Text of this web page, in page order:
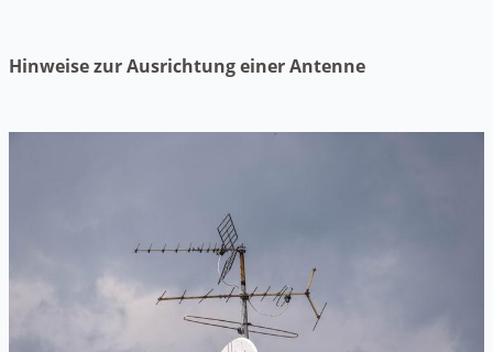
Hinweise zur Ausrichtung einer Antenne